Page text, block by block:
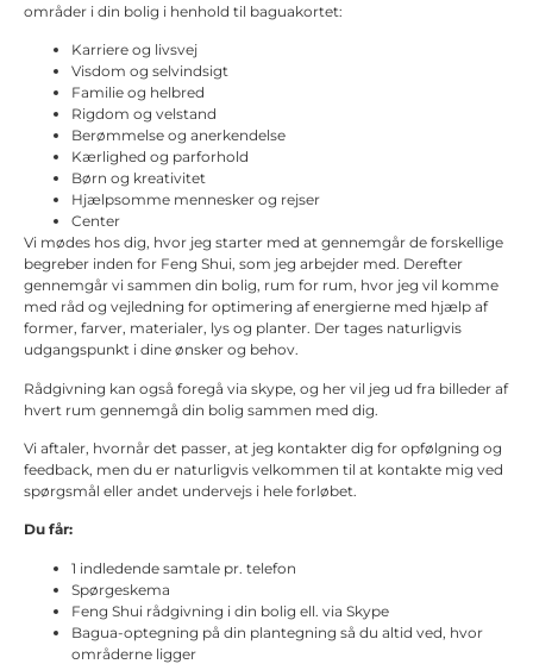
områder i din bolig i henhold til baguakortet:
Karriere og livsvej
Visdom og selvindsigt
Familie og helbred
Rigdom og velstand
Berømmelse og anerkendelse
Kærlighed og parforhold
Børn og kreativitet
Hjælpsomme mennesker og rejser
Center
Vi mødes hos dig, hvor jeg starter med at gennemgår de forskellige
begreber inden for Feng Shui, som jeg arbejder med. Derefter
gennemgår vi sammen din bolig, rum for rum, hvor jeg vil komme
med råd og vejledning for optimering af energierne med hjælp af
former, farver, materialer, lys og planter. Der tages naturligvis
udgangspunkt i dine ønsker og behov.
Rådgivning kan også foregå via skype, og her vil jeg ud fra billeder af
hvert rum gennemgå din bolig sammen med dig.
Vi aftaler, hvornår det passer, at jeg kontakter dig for opfølgning og
feedback, men du er naturligvis velkommen til at kontakte mig ved
spørgsmål eller andet undervejs i hele forløbet.
Du får:
1 indledende samtale pr. telefon
Spørgeskema
Feng Shui rådgivning i din bolig ell. via Skype
Bagua-optegning på din plantegning så du altid ved, hvor
områderne ligger